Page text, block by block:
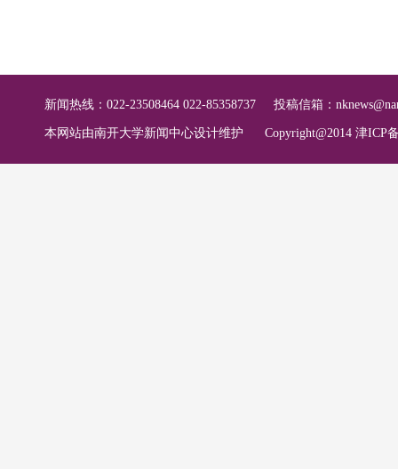
新闻热线：022-23508464 022-85358737 投稿信箱：
本网站由南开大学新闻中心设计维护 Copyright@2014 津ICP